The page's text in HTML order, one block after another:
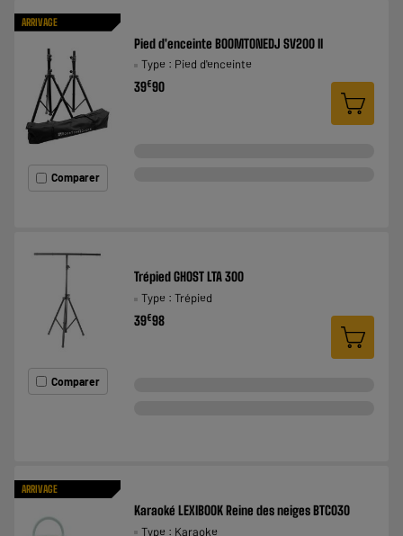
ARRIVAGE
Comparer
Pied d'enceinte BOOMTONEDJ SV200 II
Type : Pied d'enceinte
39€90
Comparer
Trépied GHOST LTA 300
Type : Trépied
39€98
ARRIVAGE
Karaoké LEXIBOOK Reine des neiges BTC030
Type : Karaoke